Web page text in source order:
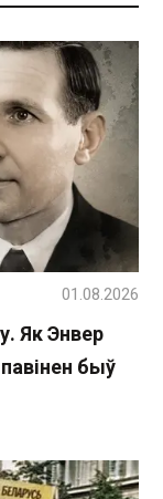
Як Энвер
быў
01.08.2026